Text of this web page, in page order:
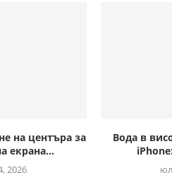
на центъра за
екрана...
2026
Вода в